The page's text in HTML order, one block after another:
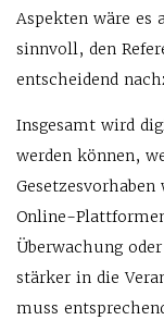
Aspekten wäre es
sinnvoll, den
entscheidend
Insgesamt wird
werden können,
Online-
Überwachung
stärker in die
muss